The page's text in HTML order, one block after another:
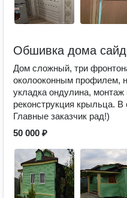
Обшивка дома
Дом сложный, три
околооконным профилем,
укладка ондулина,
реконструкция крыльца.
Главные заказчик рад!)
50 000 ₽